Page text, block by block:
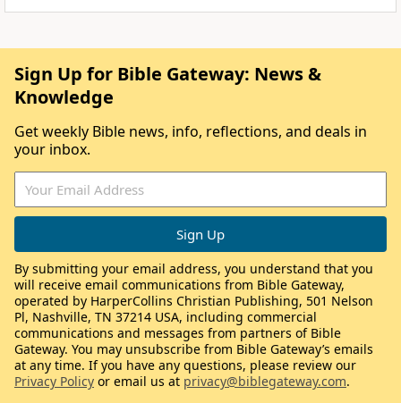
Sign Up for Bible Gateway: News &
Knowledge
Get weekly Bible news, info, reflections, and deals in
your inbox.
By submitting your email address, you understand that you
will receive email communications from Bible Gateway,
operated by HarperCollins Christian Publishing, 501 Nelson
Pl, Nashville, TN 37214 USA, including commercial
communications and messages from partners of Bible
Gateway. You may unsubscribe from Bible Gateway’s emails
at any time. If you have any questions, please review our
Privacy Policy or email us at privacy@biblegateway.com.